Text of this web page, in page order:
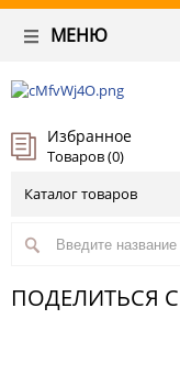
МЕНЮ
Избранное
Товаров (0)
Каталог товаров
ПОДЕЛИТЬСЯ